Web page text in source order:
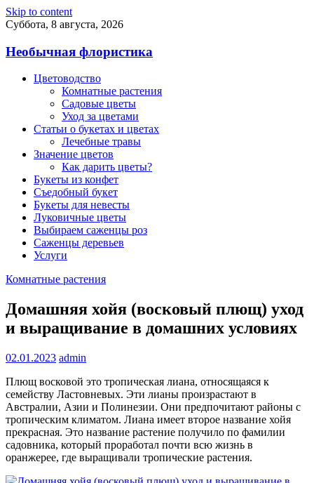
Skip to content
Суббота, 8 августа, 2026
Необычная флористика
Цветоводство
Комнатные растения
Садовые цветы
Уход за цветами
Статьи о букетах и цветах
Лечебные травы
Значение цветов
Как дарить цветы?
Букеты из конфет
Съедобный букет
Букеты для невесты
Луковичные цветы
Выбираем саженцы роз
Саженцы деревьев
Услуги
Комнатные растения
Домашняя хойя (восковый плющ) уход
и выращивание в домашних условиях
02.01.2023 admin
Плющ восковой это тропическая лиана, относящаяся к
семейству Ластовневых. Эти лианы произрастают в
Австралии, Азии и Полинезии. Они предпочитают районы с
тропическим климатом. Лиана имеет второе название хойя
прекрасная. Это название растение получило по фамилии
садовника, который проработал почти всю жизнь в
оранжерее, где выращивали тропические растения.